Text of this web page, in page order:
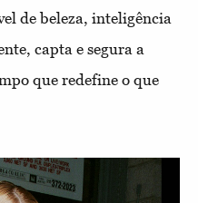
de beleza, inteligência
capta e segura a
que redefine o que